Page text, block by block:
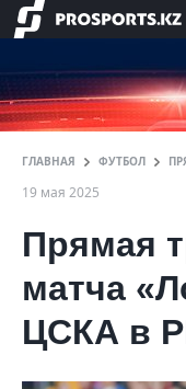
ГЛАВНАЯ ФУТБОЛ
19 мая 2025
Прямая
матча
ЦСКА в